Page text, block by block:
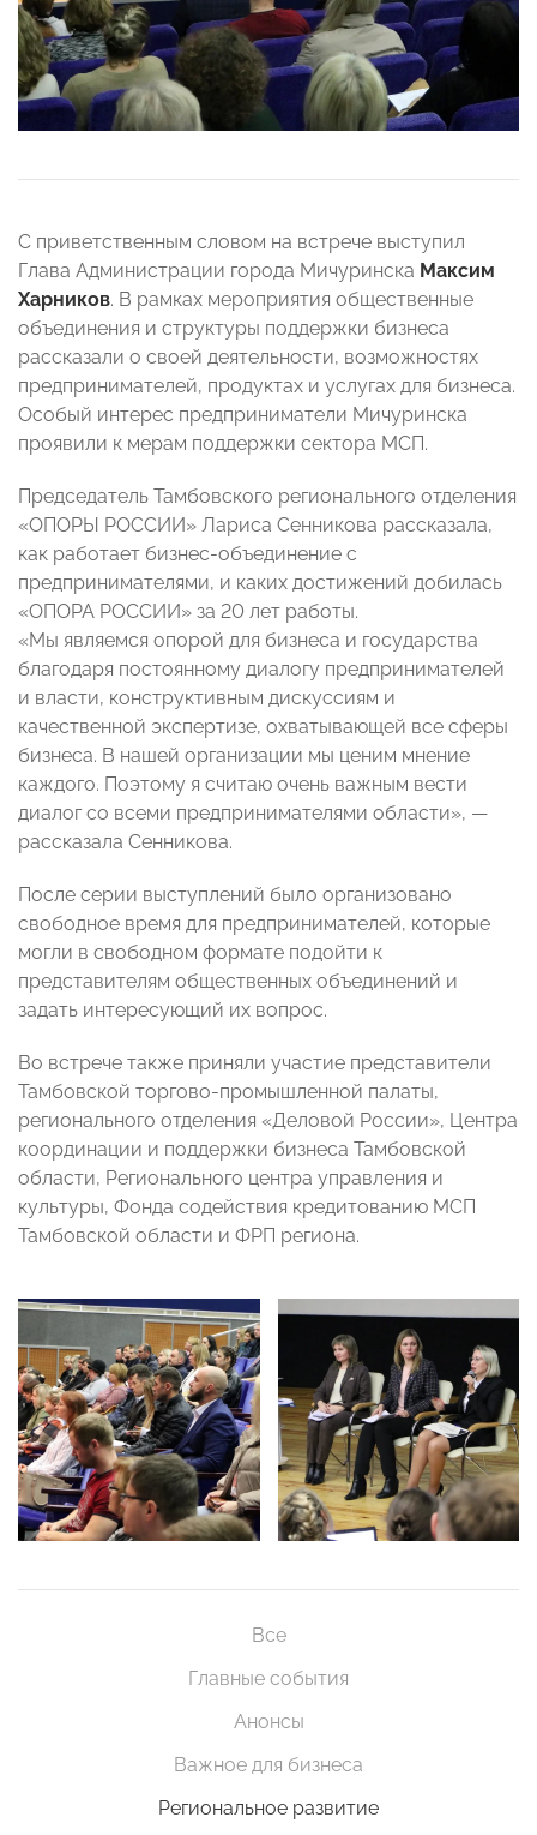
С приветственным словом на встрече выступил
Глава Администрации города Мичуринска Максим
Харников. В рамках мероприятия общественные
объединения и структуры поддержки бизнеса
рассказали о своей деятельности, возможностях
предпринимателей, продуктах и услугах для бизнеса.
Особый интерес предприниматели Мичуринска
проявили к мерам поддержки сектора МСП.
Председатель Тамбовского регионального отделения
«ОПОРЫ РОССИИ» Лариса Сенникова рассказала,
как работает бизнес-объединение с
предпринимателями, и каких достижений добилась
«ОПОРА РОССИИ» за 20 лет работы.
«Мы являемся опорой для бизнеса и государства
благодаря постоянному диалогу предпринимателей
и власти, конструктивным дискуссиям и
качественной экспертизе, охватывающей все сферы
бизнеса. В нашей организации мы ценим мнение
каждого. Поэтому я считаю очень важным вести
диалог со всеми предпринимателями области», —
рассказала Сенникова.
После серии выступлений было организовано
свободное время для предпринимателей, которые
могли в свободном формате подойти к
представителям общественных объединений и
задать интересующий их вопрос.
Во встрече также приняли участие представители
Тамбовской торгово-промышленной палаты,
регионального отделения «Деловой России», Центра
координации и поддержки бизнеса Тамбовской
области, Регионального центра управления и
культуры, Фонда содействия кредитованию МСП
Тамбовской области и ФРП региона.
Все
Главные события
Анонсы
Важное для бизнеса
Региональное развитие